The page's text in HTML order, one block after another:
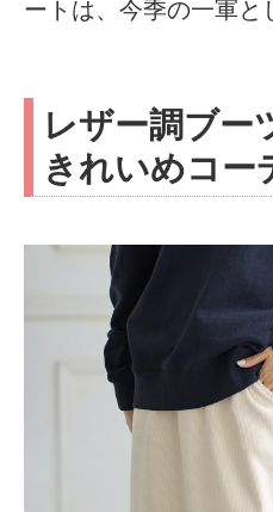
ートは、今季の一軍と
レザー調ブー
きれいめコー